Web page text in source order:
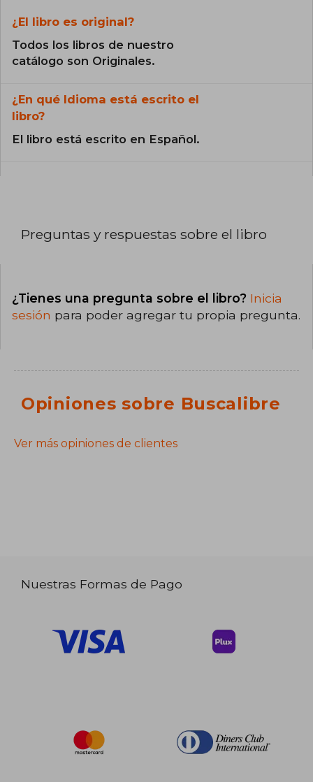
¿El libro es original?
Todos los libros de nuestro
catálogo son Originales.
¿En qué Idioma está escrito el
libro?
El libro está escrito en Español.
Preguntas y respuestas sobre el libro
¿Tienes una pregunta sobre el libro? Inicia
sesión para poder agregar tu propia pregunta.
Opiniones sobre Buscalibre
Ver más opiniones de clientes
Nuestras Formas de Pago